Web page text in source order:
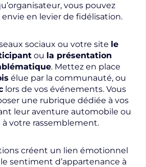
vous pouvez
en levier de fidélisation.
sociaux ou votre site le
ou la présentation
. Mettez en place
élue par la communauté, ou
lors de vos événements. Vous
une rubrique dédiée à vos
leur aventure automobile ou
votre rassemblement.
créent un lien émotionnel
sentiment d’appartenance à